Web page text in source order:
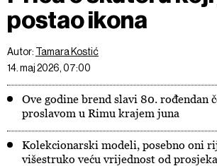
postao ikona
Autor: Tamara Kostić
14. maj 2026, 07:00
Ove godine brend slavi 80. rođendan
proslavom u Rimu krajem juna
Kolekcionarski modeli, posebno oni
višestruko veću vrijednost od prosjeka